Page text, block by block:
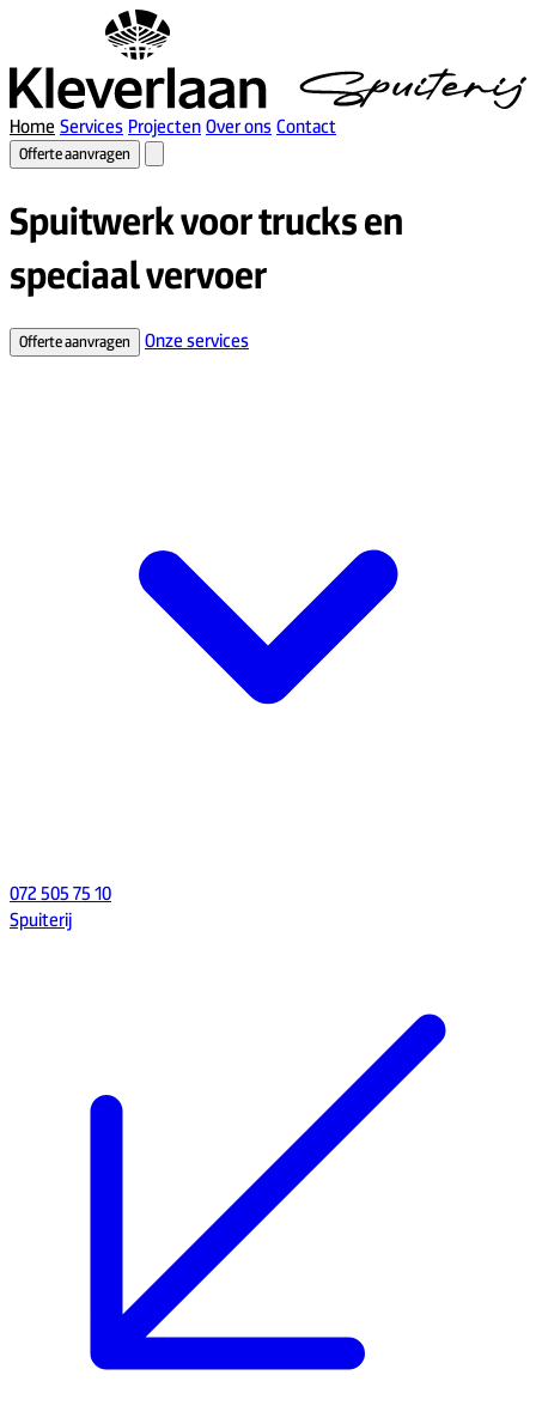
Home Services ProjectenOver onsContact
Offerte aanvragen
Spuitwerk voor trucks en
speciaal vervoer
Offerte aanvragen Onze services
072 505 75 10
Spuiterij